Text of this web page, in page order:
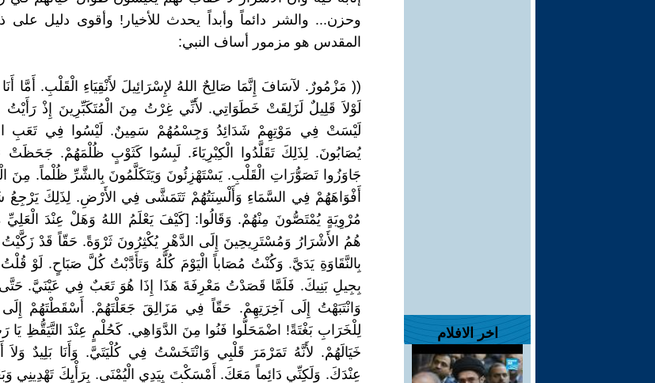
اخر الافلام
وحزن... والشر دائماً وأبداً يحدث للأخيار! وأقوى دليل
المقدس هو مزمور أساف النبي:
(( مَزْمُورٌ. لآسَافَ إِنَّمَا صَالِحٌ اللهُ لإِسْرَائِيلَ لأَنْقِيَاءِ الْقَلْبِ. أَمَّا
لَوْلاَ قَلِيلٌ لَزَلِقَتْ خَطَوَاتِي. لأَنِّي غِرْتُ مِنَ الْمُتَكَبِّرِينَ إِذْ رَأَيْتُ
لَيْسَتْ فِي مَوْتِهِمْ شَدَائِدُ وَجِسْمُهُمْ سَمِينٌ. لَيْسُوا فِي تَعَبِ
يُصَابُونَ. لِذَلِكَ تَقَلَّدُوا الْكِبْرِيَاءَ. لَبِسُوا كَثَوْبٍ ظُلْمَهُمْ.
جَاوَزُوا تَصَوُّرَاتِ الْقَلْبِ. يَسْتَهْزِئُونَ وَيَتَكَلَّمُونَ بِالشَّرِّ ظُلْماً. مِنَ
أَفْوَاهَهُمْ فِي السَّمَاءِ وَأَلْسِنَتُهُمْ تَتَمَشَّى فِي الأَرْضِ. لِذَلِكَ يَرْجِعُ
مُرْوِيَةٍ يُمْتَصُّونَ مِنْهُمْ. وَقَالُوا: [كَيْفَ يَعْلَمُ اللهُ وَهَلْ عِنْدَ الْعَلِيِّ
هُمُ الأَشْرَارُ وَمُسْتَرِيحِينَ إِلَى الدَّهْرِ يُكْثِرُونَ ثَرْوَةً. حَقّاً قَدْ
بِالنَّقَاوَةِ يَدَيَّ. وَكُنْتُ مُصَاباً الْيَوْمَ كُلَّهُ وَتَأَدَّبْتُ كُلَّ صَبَاحٍ. لَوْ
بِجِيلِ بَنِيكَ. فَلَمَّا قَصَدْتُ مَعْرِفَةَ هَذَا إِذَا هُوَ تَعَبٌ فِي عَيْنَيَّ.
وَانْتَبَهْتُ إِلَى آخِرَتِهِمْ. حَقّاً فِي مَزَالِقَ جَعَلْتَهُمْ. أَسْقَطْتَهُمْ إِلَى
لِلْخَرَابِ بَغْتَةً! اضْمَحَلُّوا فَنُوا مِنَ الدَّوَاهِي. كَحُلْمٍ عِنْدَ التَّيَقُّظِ يَا
خَيَالَهُمْ. لأَنَّهُ تَمَرْمَرَ قَلْبِي وَانْتَخَسْتُ فِي كُلْيَتَيَّ. وَأَنَا بَلِيدٌ
عِنْدَكَ. وَلَكِنِّي دَائِماً مَعَكَ. أَمْسَكْتَ بِيَدِي الْيُمْنَى. بِرَأْيِكَ تَهْدِينِي